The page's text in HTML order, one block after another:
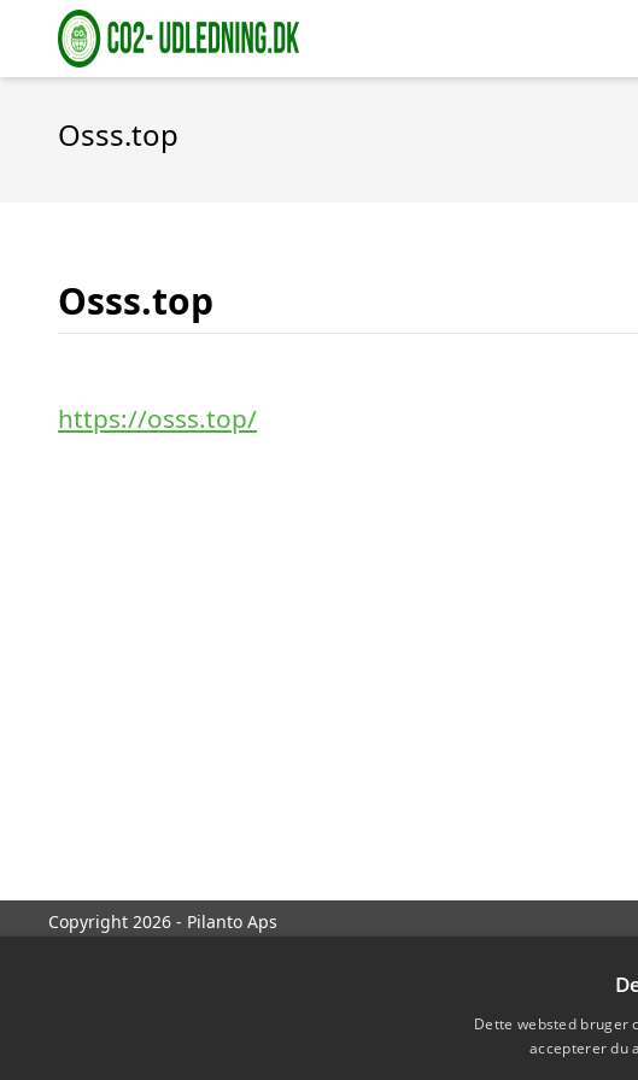
Osss.top
Osss.top
https://osss.top/
Copyright 2026 - Pilanto Aps
Dette websted bruger
accepterer du